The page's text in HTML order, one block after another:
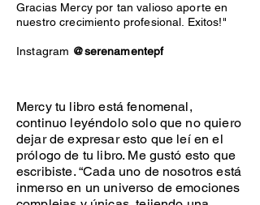
Gracias Mercy por tan valioso aporte en
nuestro crecimiento profesional. Exitos!"
Instagram @serenamentepf
Mercy tu libro está fenomenal,
continuo leyéndolo solo que no quiero
dejar de expresar esto que leí en el
prólogo de tu libro. Me gustó esto que
escribiste. “Cada uno de nosotros está
inmerso en un universo de emociones